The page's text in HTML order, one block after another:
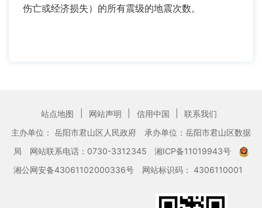
伤亡或经济损失）的所有震级的地震次数。
站点地图 网站声明 信用中国
联系我们
主办单位： 岳阳市君山区人民政府
承办单位：岳阳市君山区数据
局
网站联系电话：0730-3312345
湘ICP备11019943号
湘公网安备43061102000336号
网站标识码： 4306110001